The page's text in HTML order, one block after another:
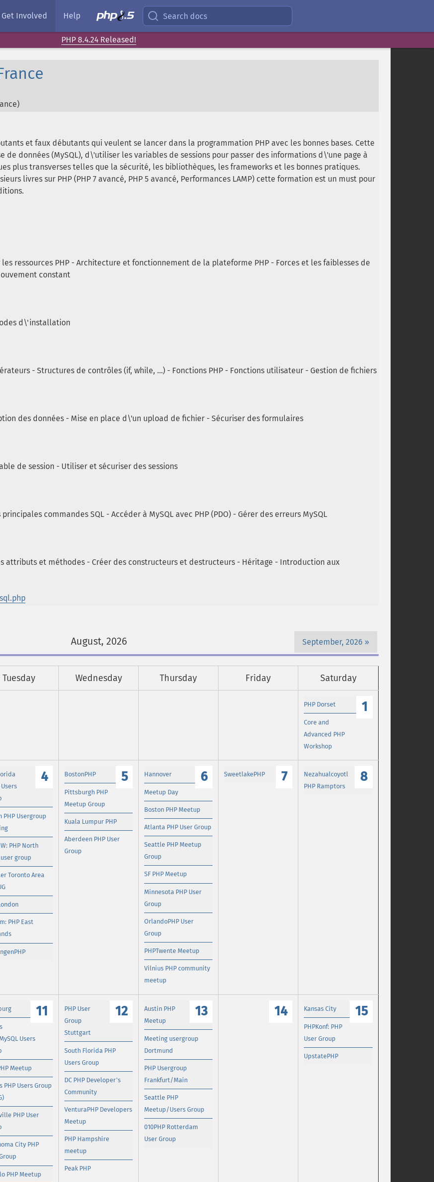
Get Involved Help Search docs
PHP 8.4.24 Released!
)
et faux débutants qui veulent se lancer dans la programmation PHP avec les bonnes bases. Cette
données (MySQL), d\'utiliser les variables de sessions pour passer des informations d\'une page à
plus transverses telles que la sécurité, les bibliothèques, les frameworks et les bonnes pratiques.
livres sur PHP (PHP 7 avancé, PHP 5 avancé, Performances LAMP) cette formation est un must pour
ressources PHP - Architecture et fonctionnement de la plateforme PHP - Forces et les faiblesses de
constant
d\'installation
- Structures de contrôles (if, while, …) - Fonctions PHP - Fonctions utilisateur - Gestion de fichiers
des données - Mise en place d\'un upload de fichier - Sécuriser des formulaires
de session - Utiliser et sécuriser des sessions
commandes SQL - Accéder à MySQL avec PHP (PDO) - Gérer des erreurs MySQL
attributs et méthodes - Créer des constructeurs et destructeurs - Héritage - Introduction aux
August, 2026 September, 2026
Tuesday Wednesday Thursday Friday Saturday
1
PHP Dorset
Core and
Advanced PHP
Workshop
4
PHP Usergroup
PHP North
group
Toronto Area
PHP East
5
BostonPHP
Pittsburgh PHP
Meetup Group
Kuala Lumpur PHP
Aberdeen PHP User
Group
6
Hannover
Meetup Day
Boston PHP Meetup
Atlanta PHP User Group
Seattle PHP Meetup
Group
SF PHP Meetup
Minnesota PHP User
Group
OrlandoPHP User
Group
PHPTwente Meetup
Vilnius PHP community
meetup
7
SweetlakePHP 8
Nezahualcoyotl
PHP Ramptors
11
Users
Meetup
PHP Users Group
PHP User
City PHP
PHP Meetup
12
PHP User
Group
Stuttgart
South Florida PHP
Users Group
DC PHP Developer's
Community
VenturaPHP Developers
Meetup
PHP Hampshire
meetup
Peak PHP
13
Austin PHP
Meetup
Meeting usergroup
Dortmund
PHP Usergroup
Frankfurt/Main
Seattle PHP
Meetup/Users Group
010PHP Rotterdam
User Group
14 15
Kansas City
PHPKonf: PHP
User Group
UpstatePHP